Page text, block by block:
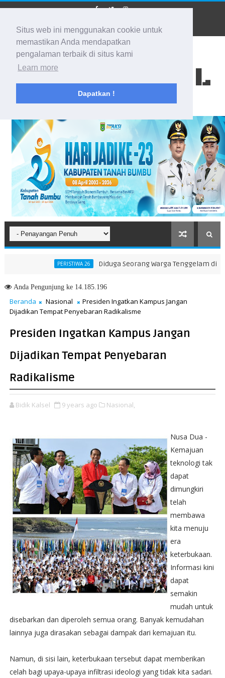
Situs web ini menggunakan cookie untuk
memastikan Anda mendapatkan
pengalaman terbaik di situs kami
Learn more
Dapatkan !
BIDIK KALSEL
Membidik Ke Segala Arah
PERISTIWA 26 Diduga Seorang Warga Tenggelam di Danau
Generasi Muda Seimbang Ilmu dan Akhlak
AndaPengunjung ke 14.185.196
Beranda Nasional
Presiden Ingatkan Kampus Jangan
Dijadikan Tempat Penyebaran Radikalisme
Presiden Ingatkan Kampus Jangan
Dijadikan Tempat Penyebaran
Radikalisme
Bidik Kalsel 9 years ago Nasional,
Nusa Dua -
Kemajuan
teknologi tak
dapat
dimungkiri
telah
membawa
kita menuju
era
keterbukaan.
Informasi kini
dapat
semakin
mudah untuk
disebarkan dan diperoleh semua orang. Banyak kemudahan
lainnya juga dirasakan sebagai dampak dari kemajuan itu.
Namun, di sisi lain, keterbukaan tersebut dapat memberikan
celah bagi upaya-upaya infiltrasi ideologi yang tidak kita sadari.